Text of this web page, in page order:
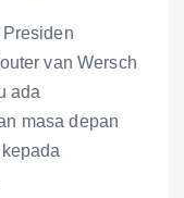
van Wersch
ada
masa depan